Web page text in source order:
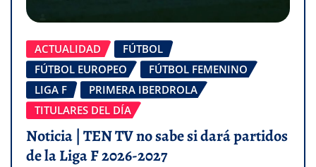
ACTUALIDAD
FÚTBOL
FÚTBOL EUROPEO
FÚTBOL FEMENINO
LIGA F
PRIMERA IBERDROLA
TITULARES DEL DÍA
Noticia | TEN TV no sabe si dará partidos
de la Liga F 2026-2027